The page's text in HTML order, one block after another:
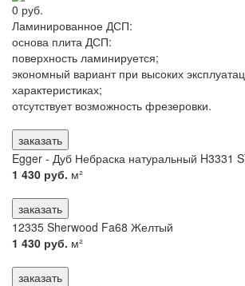
0 руб.
Ламинированное ДСП:
основа плита ДСП:
поверхность ламинируется;
экономный вариант при высоких
характеристиках;
отсутствует возможность фрезеровки.
заказать
Egger - Дуб Небраска натуральный H3331
1 430 руб. м²
заказать
12335 Sherwood Fa68 Желтый
1 430 руб. м²
заказать